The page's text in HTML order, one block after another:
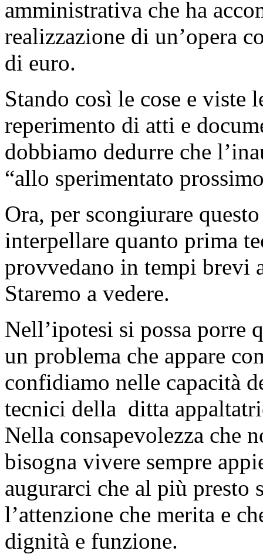
amministrativa che ha
realizzazione di un’opera
di euro.
Stando così le cose e
reperimento di atti e
dobbiamo dedurre che
“allo sperimentato
Ora, per scongiurare
interpellare quanto prima
provvedano in tempi brevi
Staremo a vedere.
Nell’ipotesi si possa porre
un problema che appare
confidiamo nelle capacità
tecnici della ditta
Nella consapevolezza che
bisogna vivere sempre
augurarci che al più presto
l’attenzione che merita e
dignità e funzione.